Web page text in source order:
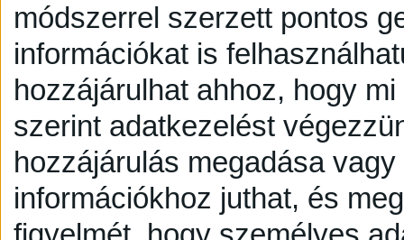
módszerrel szerzett pontos
információkat is
hozzájárulhat ahhoz, hogy
szerint adatkezelést
hozzájárulás megadása
információkhoz juthat, és